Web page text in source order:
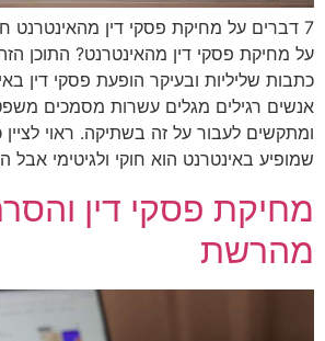
7 דברים על מחיקת פסקי דין מהאינטרנט
על מחיקת פסקי דין מהאינטרנט? התוכן
כתבות שליליות ובעיקר הופעת פסקי דין
אנשים רגילים מגלים עשרות מסמכים
ומתקשים לעבור על זה בשתיקה. ראוי
שמופיע באינטרנט הוא חוקי ולגיטימי אבל
מחיקת פסקי דין
מהרשת